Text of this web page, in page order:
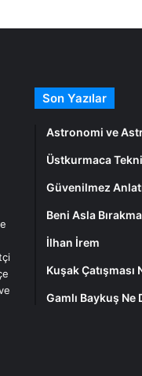
Son Yazılar
Astronomi ve
Üstkurmaca
Güvenilmez
Beni Asla
İlhan İrem
Kuşak Çatışması
Gamlı Baykuş Ne